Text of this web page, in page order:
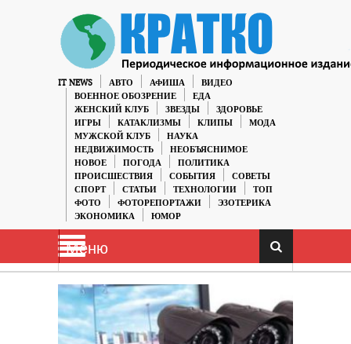
IT NEWS АВТО АФИША
ВИДЕО
ВОЕННОЕ ОБОЗРЕНИЕ
ЕДА
ЖЕНСКИЙ КЛУБ
ЗВЕЗДЫ
ЗДОРОВЬЕ
ИГРЫ
КАТАКЛИЗМЫ КЛИПЫ
МОДА
МУЖСКОЙ КЛУБ
НАУКА
НЕДВИЖИМОСТЬ
НЕОБЪЯСНИМОЕ
НОВОЕ
ПОГОДА
ПОЛИТИКА
ПРОИСШЕСТВИЯ
СОБЫТИЯ
СОВЕТЫ
СПОРТ
СТАТЬИ ТЕХНОЛОГИИ
ТОП
ФОТО
ФОТОРЕПОРТАЖИ
ЭЗОТЕРИКА
ЭКОНОМИКА
ЮМОР
Меню